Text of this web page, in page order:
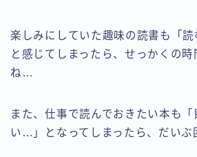
楽しみにしていた趣味の読書も「
と感じてしまったら、せっかくの時
ね…
また、仕事で読んでおきたい本も
い…」となってしまったら、だいぶ